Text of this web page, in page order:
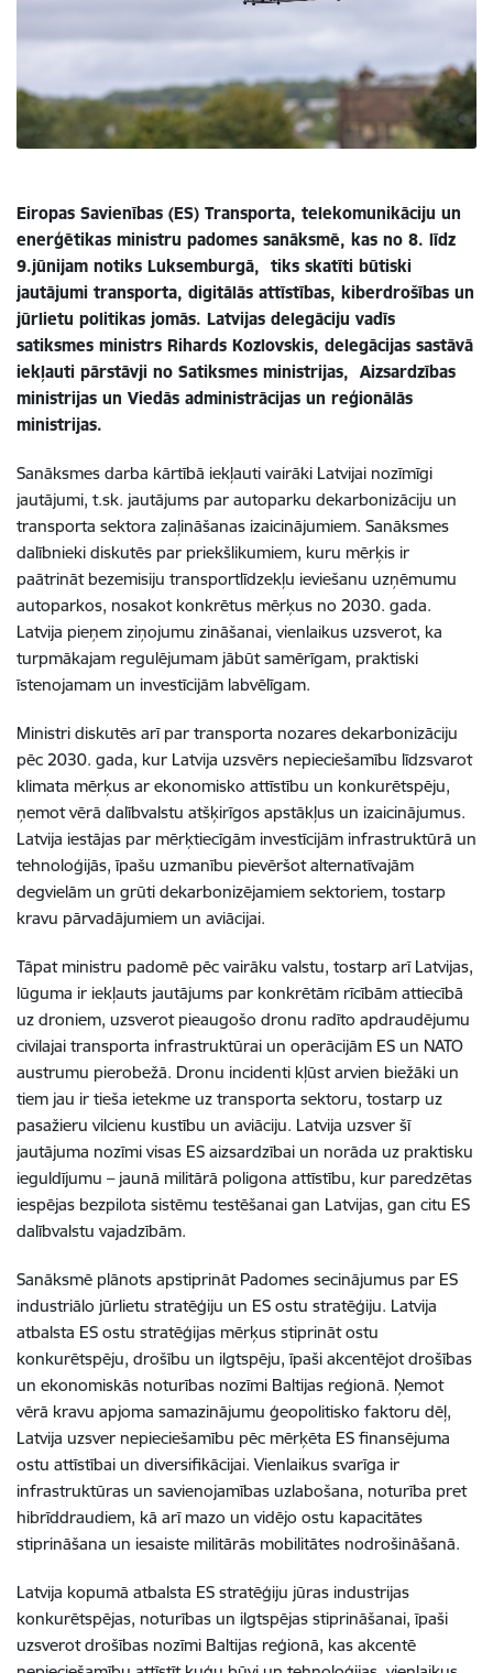
Eiropas Savienības (ES) Transporta, telekomunikāciju un
enerģētikas ministru padomes sanāksmē, kas no 8. līdz
9.jūnijam notiks Luksemburgā, tiks skatīti būtiski
jautājumi transporta, digitālās attīstības, kiberdrošības un
jūrlietu politikas jomās. Latvijas delegāciju vadīs
satiksmes ministrs Rihards Kozlovskis, delegācijas sastāvā
iekļauti pārstāvji no Satiksmes ministrijas, Aizsardzības
ministrijas un Viedās administrācijas un reģionālās
ministrijas.
Sanāksmes darba kārtībā iekļauti vairāki Latvijai nozīmīgi
jautājumi, t.sk. jautājums par autoparku dekarbonizāciju un
transporta sektora zaļināšanas izaicinājumiem. Sanāksmes
dalībnieki diskutēs par priekšlikumiem, kuru mērķis ir
paātrināt bezemisiju transportlīdzekļu ieviešanu uzņēmumu
autoparkos, nosakot konkrētus mērķus no 2030. gada.
Latvija pieņem ziņojumu zināšanai, vienlaikus uzsverot, ka
turpmākajam regulējumam jābūt samērīgam, praktiski
īstenojamam un investīcijām labvēlīgam.
Ministri diskutēs arī par transporta nozares dekarbonizāciju
pēc 2030. gada, kur Latvija uzsvērs nepieciešamību līdzsvarot
klimata mērķus ar ekonomisko attīstību un konkurētspēju,
ņemot vērā dalībvalstu atšķirīgos apstākļus un izaicinājumus.
Latvija iestājas par mērķtiecīgām investīcijām infrastruktūrā un
tehnoloģijās, īpašu uzmanību pievēršot alternatīvajām
degvielām un grūti dekarbonizējamiem sektoriem, tostarp
kravu pārvadājumiem un aviācijai.
Tāpat ministru padomē pēc vairāku valstu, tostarp arī Latvijas,
lūguma ir iekļauts jautājums par konkrētām rīcībām attiecībā
uz droniem, uzsverot pieaugošo dronu radīto apdraudējumu
civilajai transporta infrastruktūrai un operācijām ES un NATO
austrumu pierobežā. Dronu incidenti kļūst arvien biežāki un
tiem jau ir tieša ietekme uz transporta sektoru, tostarp uz
pasažieru vilcienu kustību un aviāciju. Latvija uzsver šī
jautājuma nozīmi visas ES aizsardzībai un norāda uz praktisku
ieguldījumu – jaunā militārā poligona attīstību, kur paredzētas
iespējas bezpilota sistēmu testēšanai gan Latvijas, gan citu ES
dalībvalstu vajadzībām.
Sanāksmē plānots apstiprināt Padomes secinājumus par ES
industriālo jūrlietu stratēģiju un ES ostu stratēģiju. Latvija
atbalsta ES ostu stratēģijas mērķus stiprināt ostu
konkurētspēju, drošību un ilgtspēju, īpaši akcentējot drošības
un ekonomiskās noturības nozīmi Baltijas reģionā. Ņemot
vērā kravu apjoma samazinājumu ģeopolitisko faktoru dēļ,
Latvija uzsver nepieciešamību pēc mērķēta ES finansējuma
ostu attīstībai un diversifikācijai. Vienlaikus svarīga ir
infrastruktūras un savienojamības uzlabošana, noturība pret
hibrīddraudiem, kā arī mazo un vidējo ostu kapacitātes
stiprināšana un iesaiste militārās mobilitātes nodrošināšanā.
Latvija kopumā atbalsta ES stratēģiju jūras industrijas
konkurētspējas, noturības un ilgtspējas stiprināšanai, īpaši
uzsverot drošības nozīmi Baltijas reģionā, kas akcentē